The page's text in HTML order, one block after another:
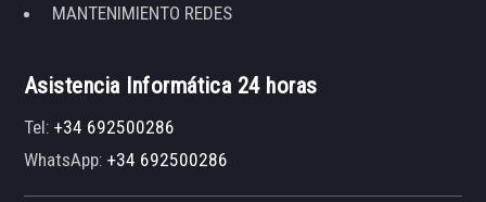
MANTENIMIENTO REDES
Asistencia Informática 24 horas
Tel:+34 692500286
WhatsApp:+34 692500286